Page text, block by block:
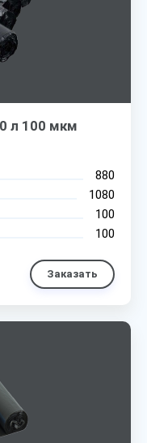
л 100 мкм
880
1080
100
100
Заказать